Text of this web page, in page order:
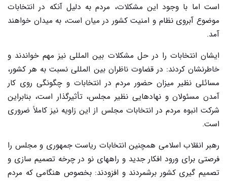
است اما با وجود این مشکلات، مردم به دلیل آنکه در انتخابات
موضوع آبروی نظام و امنیت کشور در میان است، به میدان خواهند
آمد.
ایشان انتخابات را در حل مشکلات بین المللی نیز مهم خواندند و
خاطرنشان کردند: در قضاوت ناظران بین المللی نسبت به هر کشور،
مسائلی نظیر میزان حضور مردم در انتخابات و چگونگی روی کار
آمدن مسئولان و نهادهایی نظیر مجلس، تأثیرگذار است، بنابراین
شرکت انبوه مردم در انتخابات مجلس از این زاویه نیز کاملاً ضروری
است.
رهبر انقلاب اسلامی همچنین انتخابات ریاست جمهوری و مجلس را
فرصتی برای ورود افکار جدید و راههای نو در چرخه تصمیم سازی و
تصمیم گیری کشور برشمردند و افزودند: بخصوص هنگامی که مردم